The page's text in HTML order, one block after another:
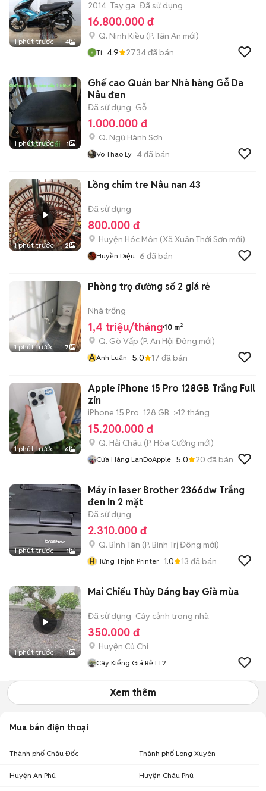
1 phút trước 4
2014 Tay ga Đã sử dụng
16.800.000 đ
Q. Ninh Kiều (P. Tân An mới)
Ti 4.9 2734đã bán
1 phút trước 1
Ghế cao Quán bar Nhà hàng Gỗ Da
Nâu đen
Đã sử dụng Gỗ
1.000.000 đ
Q. Ngũ Hành Sơn
Vo Thao Ly 4đã bán
1 phút trước 2
Lồng chim tre Nâu nan 43
Đã sử dụng
800.000 đ
Huyện Hóc Môn (Xã Xuân Thới Sơn mới)
Huyền Diệu 6 đã bán
1 phút trước 7
Phòng trọ đường số 2 giá rẻ
Nhà trống
1,4 triệu/tháng 10 m²
Q. Gò Vấp (P. An Hội Đông mới)
AAnh Luân 5.0 17 đã bán
1 phút trước 6
Apple iPhone 15 Pro 128GB Trắng Full
zin
iPhone 15 Pro 128 GB >12 tháng
15.200.000 đ
Q. Hải Châu (P. Hòa Cường mới)
Cửa Hàng LanDoApple 5.0 20 đã bán
1 phút trước 1
Máy in laser Brother 2366dw Trắng
đen In 2 mặt
Đã sử dụng
2.310.000 đ
Q. Bình Tân (P. Bình Trị Đông mới)
HHưng Thịnh Printer 1.0 13 đã bán
1 phút trước 1
Mai Chiếu Thủy Dáng bay Già mùa
Đã sử dụng Cây cảnh trong nhà
350.000 đ
Huyện Củ Chi
Cây Kiểng Giá Rẻ LT2
Xem thêm
Mua bán điện thoại
Thành phố Châu Đốc Thành phố Long Xuyên
Huyện An Phú Huyện Châu Phú